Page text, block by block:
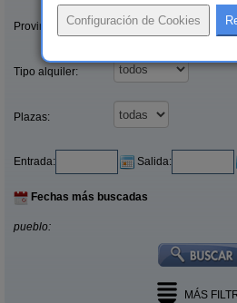
Provincias/Islas:
Tipo alquiler:
Plazas:
Entrada: Salida:
Fechas más buscadas
pueblo:
MÁS